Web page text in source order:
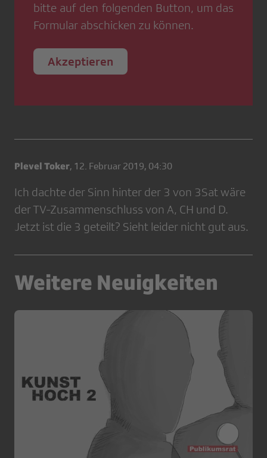
bitte auf den folgenden Button, um das
Formular abschicken zu können.
Akzeptieren
Plevel Toker, 12. Februar 2019, 04:30
Ich dachte der Sinn hinter der 3 von 3Sat wäre
der TV-Zusammenschluss von A, CH und D.
Jetzt ist die 3 geteilt? Sieht leider nicht gut aus.
Weitere Neuigkeiten